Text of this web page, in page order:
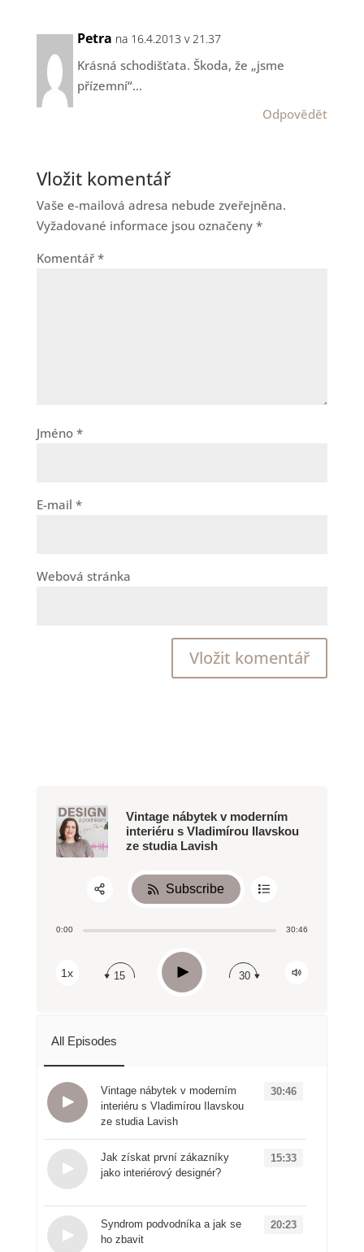
Petra na 16.4.2013 v 21.37
Krásná schodišťata. Škoda, že „jsme
přízemní“…
Odpovědět
Vložit komentář
Vaše e-mailová adresa nebude zveřejněna.
Vyžadované informace jsou označeny *
Komentář *
Jméno *
E-mail *
Webová stránka
Vintage nábytek v moderním
interiéru s Vladimírou Ilavskou
ze studia Lavish
0:00 30:46
1x 15 Play 30
Subscribe
All Episodes
Vintage nábytek v moderním
interiéru s Vladimírou Ilavskou
ze studia Lavish
30:46
Jak získat první zákazníky
jako interiérový designér?
15:33
Syndrom podvodníka a jak se
ho zbavit
20:23
Share:
RSS
Apple Podcast
Spotify